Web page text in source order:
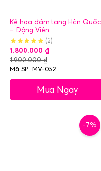
Kệ hoa đám tang Hàn Quốc
– Động Viên
(2)
1.800.000 ₫
1.900.000₫
Mã SP: MV-052
Mua Ngay
-7%